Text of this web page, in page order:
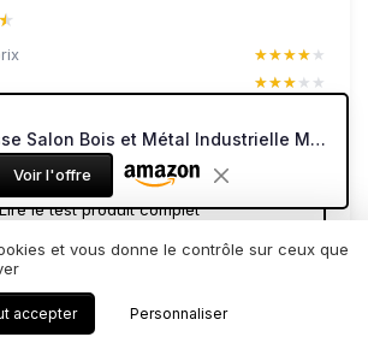
★★★★★
★★★★★
★★★★★
★★★★★
★★★★★
★★★★★
le test produit complet
Table Basse Salon Bois et Métal Industrielle Moderne Table Rectangulaire Minimaliste Vintage pour Chambre Chêne Marron Rustique 120 x 60 x 46,5 cm Marron Rustique 120 cm
Voir l'offre
et vous donne le contrôle sur ceux que
accepter Personnaliser